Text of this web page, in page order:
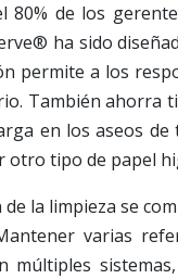
80% de los
ha sido
permite a los
También ahorra
en los aseos de
otro tipo de papel
de la limpieza se
varias
múltiples